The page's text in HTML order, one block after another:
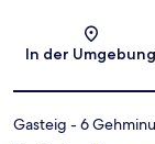
In der Umgebung
Gasteig - 6